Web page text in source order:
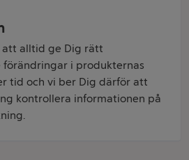
att alltid ge Dig rätt
förändringar i produkternas
tid och vi ber Dig därför att
kontrollera informationen på